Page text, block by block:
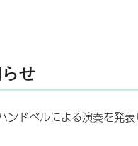
せ
ンドベルによる演奏を発